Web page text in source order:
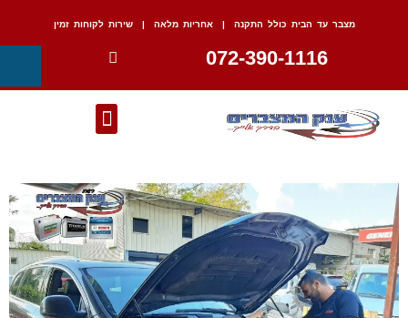
מצבר עד הבית כולל התקנה | אחריות מלאה | שירות לקוחות זמין
072-390-1116